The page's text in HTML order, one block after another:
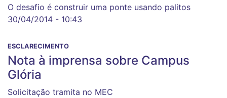
O desafio é construir uma ponte usando palitos
30/04/2014 - 10:43
ESCLARECIMENTO
Nota à imprensa sobre Campus
Glória
Solicitação tramita no MEC